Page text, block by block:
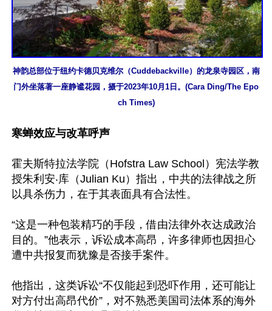
神韵总部位于纽约卡德贝克维尔（Cuddebackville）的龙泉寺园区，南
门外坐落著一座静谧花园，摄于2023年10月1日。(Cara Ding/The Epo
ch Times)
寒蝉效应与改革呼声
霍夫斯特拉法学院（Hofstra Law School）宪法学教
授朱利安‧库（Julian Ku）指出，中共的法律战之所
以具杀伤力，在于其表面具有合法性。
“这是一种包装精巧的手段，借由法律外衣达成政治
目的。”他表示，诉讼成本高昂，许多律师也因担心
遭中共报复而犹豫是否接手案件。
他指出，这类诉讼“不仅能起到恐吓作用，还可能让
对方付出高昂代价”，对不熟悉美国司法体系的海外